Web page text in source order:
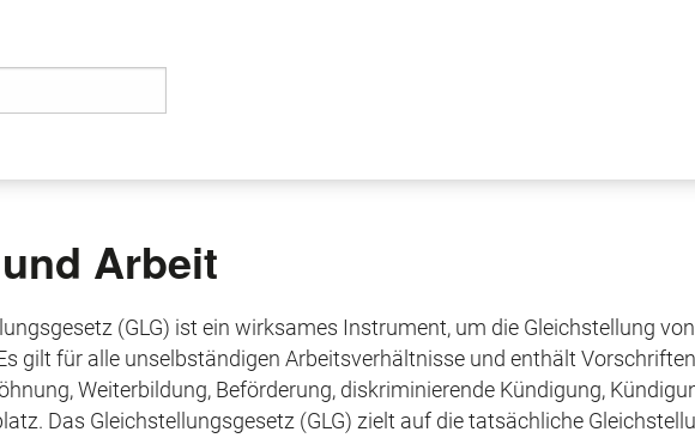
Arbeit
(GLG) ist ein wirksames Instrument, um die Gleichstellung
gilt für alle unselbständigen Arbeitsverhältnisse und enthält
Weiterbildung, Beförderung, diskriminierende Kündigung,
Das Gleichstellungsgesetz (GLG) zielt auf die tatsächliche